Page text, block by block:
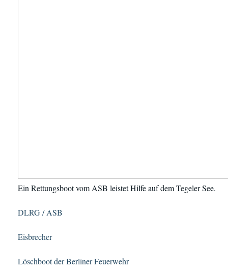
Ein Rettungsboot vom ASB leistet Hilfe auf dem Tegeler See.
DLRG / ASB
Eisbrecher
Löschboot der Berliner Feuerwehr